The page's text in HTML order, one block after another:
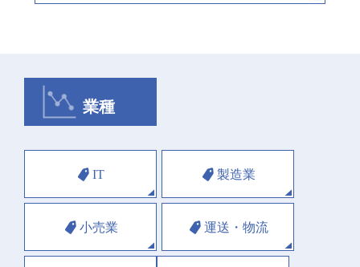
業種
IT 製造業
小売業 運送・物流